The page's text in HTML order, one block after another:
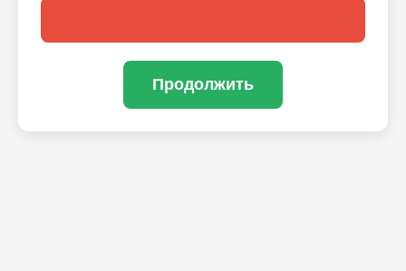
Продолжить